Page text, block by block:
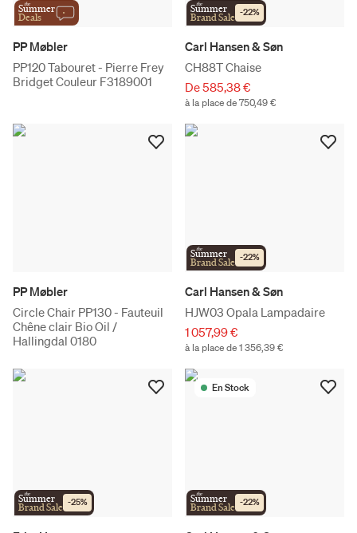
the
Summer
Deals
PP Møbler
PP120 Tabouret - Pierre Frey
Bridget Couleur F3189001
the
Summer
Brand Sale -22%
Carl Hansen & Søn
CH88T Chaise
De 585,38 €
à la place de 750,49 €
PP Møbler
Circle Chair PP130 - Fauteuil
Chêne clair Bio Oil /
Hallingdal 0180
the
Summer
Brand Sale -22%
Carl Hansen & Søn
HJW03 Opala Lampadaire
1 057,99 €
à la place de 1 356,39 €
the
Summer
Brand Sale -25%
En Stock
the
Summer
Brand Sale -22%